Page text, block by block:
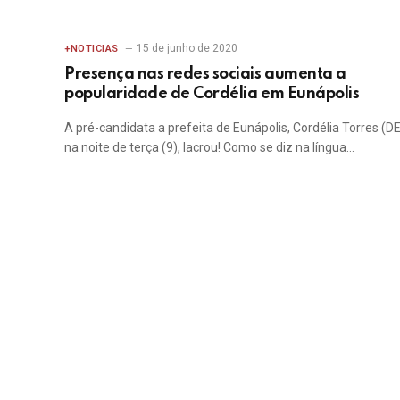
+NOTICIAS 15 de junho de 2020
Presença nas redes sociais aumenta a
popularidade de Cordélia em Eunápolis
A pré-candidata a prefeita de Eunápolis, Cordélia Torres
na noite de terça (9), lacrou! Como se diz na língua…